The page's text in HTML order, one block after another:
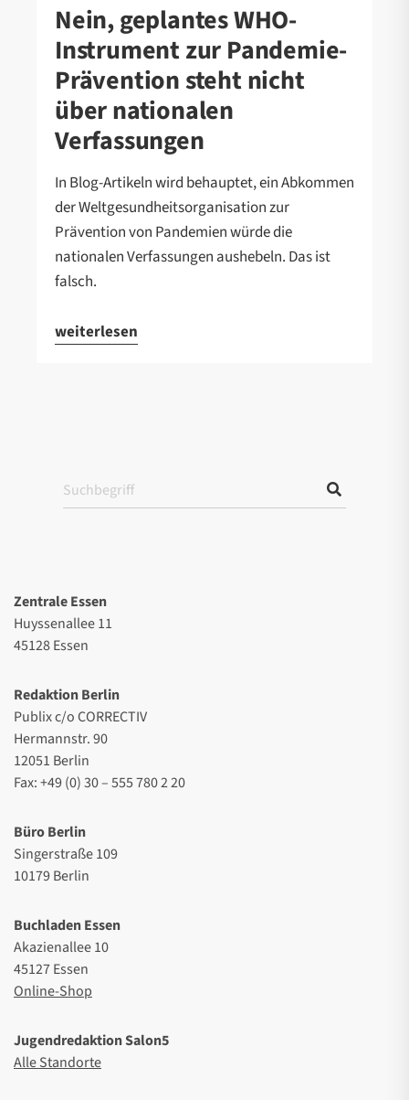
Nein, geplantes WHO-
Instrument zur Pandemie-
Prävention steht nicht
über nationalen
Verfassungen
In Blog-Artikeln wird behauptet, ein Abkommen
der Weltgesundheitsorganisation zur
Prävention von Pandemien würde die
nationalen Verfassungen aushebeln. Das ist
falsch.
weiterlesen
Zentrale Essen
Huyssenallee 11
45128 Essen
Redaktion Berlin
Publix c/o CORRECTIV
Hermannstr. 90
12051 Berlin
Fax: +49 (0) 30 – 555 780 2 20
Büro Berlin
Singerstraße 109
10179 Berlin
Buchladen Essen
Akazienallee 10
45127 Essen
Online-Shop
Jugendredaktion Salon5
Alle Standorte